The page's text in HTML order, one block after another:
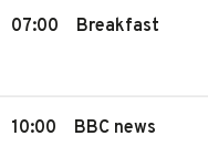
07:00 Breakfast
10:00 BBC news